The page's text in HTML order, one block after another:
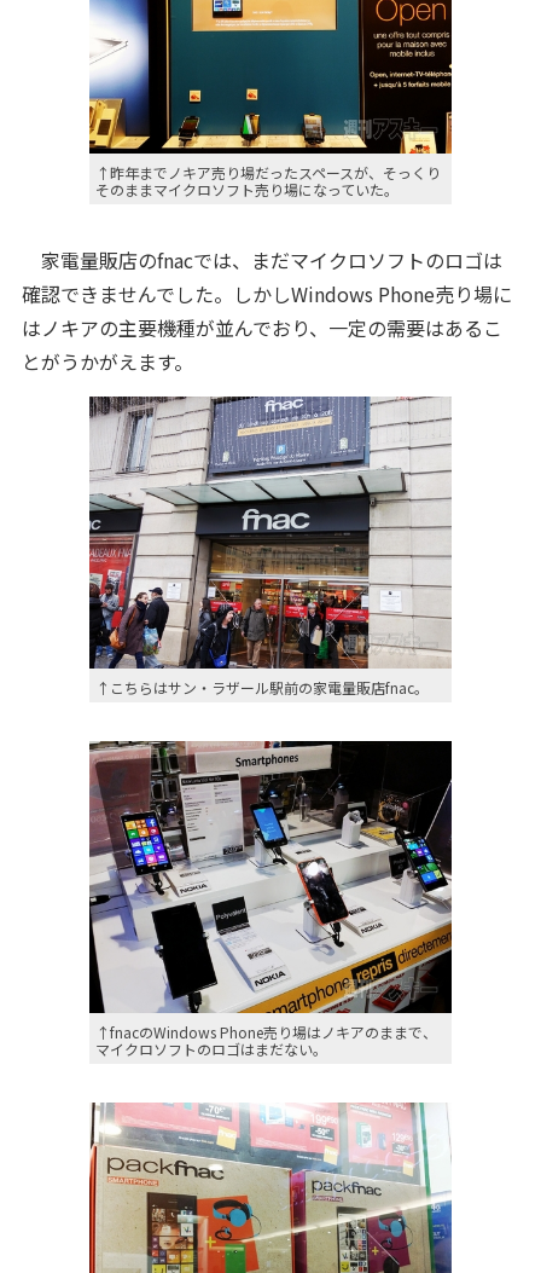
↑昨年までノキア売り場だったスペースが、そっくり
そのままマイクロソフト売り場になっていた。
家電量販店のfnacでは、まだマイクロソフトのロゴは
確認できませんでした。しかしWindows Phone売り場に
はノキアの主要機種が並んでおり、一定の需要はあるこ
とがうかがえます。
↑こちらはサン・ラザール駅前の家電量販店fnac。
↑fnacのWindows Phone売り場はノキアのままで、
マイクロソフトのロゴはまだない。